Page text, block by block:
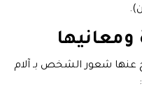
ومعانيها
عنها شعور الشخص بـ آلام